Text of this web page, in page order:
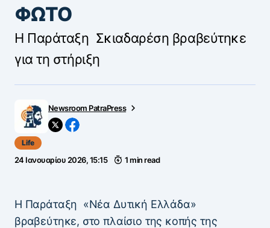
ΦΩΤΟ
Η Παράταξη Σκιαδαρέση βραβεύτηκε
για τη στήριξη
Newsroom PatraPress
Life
24 Ιανουαρίου 2026, 15:15 1 min read
Η Παράταξη «Νέα Δυτική Ελλάδα»
βραβεύτηκε, στο πλαίσιο της κοπής της